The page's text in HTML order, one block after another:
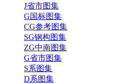
J省市图集
G国标图集
CG参考图集
SG钢构图集
ZG中南图集
G省市图集
S系图集
D系图集